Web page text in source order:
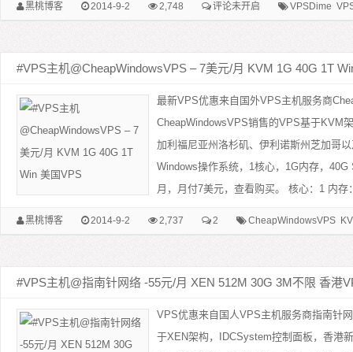
黑桃博客 2014-9-2 2,748 评论未开启 VPSDime
#VPS主机@CheapWindowsVPS – 7美元/月 KVM 1G 40G 1T
最新VPS优惠来自国外VPS主机服务商
CheapWindowsVPS销售的VPS基于KVM
加利福尼亚州洛杉矶、伊利诺斯州芝加哥
Windows操作系统，1核心，1G内存，
月，月付7美元，查看购买。 核心：1 内
黑桃博客 2014-9-2 2,737 2 CheapWindowsVPS
#VPS主机@指南针网络 -55元/月 XEN 512M 30G 3M不限 香港
VPS优惠来自国人VPS主机服务商指南针
于XEN架构，IDCSystem控制面板，香港